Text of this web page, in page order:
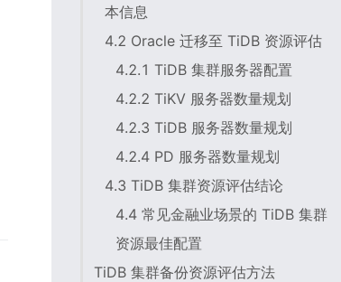
本信息
4.2 Oracle 迁移至 TiDB 资源评估
4.2.1 TiDB 集群服务器配置
4.2.2 TiKV 服务器数量规划
4.2.3 TiDB 服务器数量规划
4.2.4 PD 服务器数量规划
4.3 TiDB 集群资源评估结论
4.4 常见金融业场景的 TiDB 集群
资源最佳配置
TiDB 集群备份资源评估方法